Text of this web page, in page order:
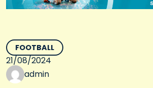
FOOTBALL
21/08/2024
admin